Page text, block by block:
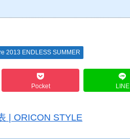
2013 ENDLESS SUMMER
Pocket LINE
| ORICON STYLE